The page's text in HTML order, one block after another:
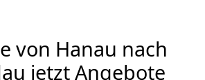
von Hanau nach
jetzt Angebote